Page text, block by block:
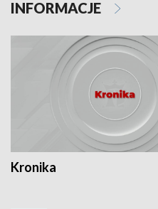
INFORMACJE
Kronika